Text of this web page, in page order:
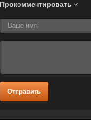
Прокомментировать
Отправить